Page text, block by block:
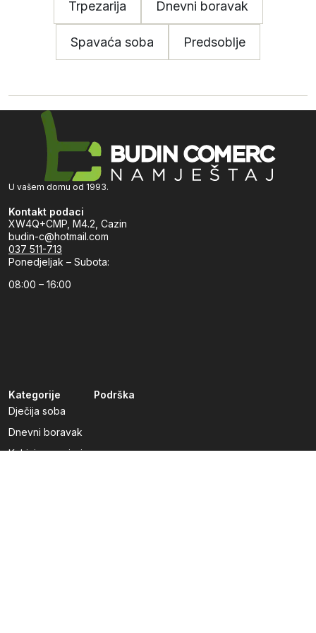
Trpezarija Dnevni boravak
Spavaća soba Predsoblje
U vašem domu od 1993.
Kontakt podaci
XW4Q+CMP, M4.2, Cazin
budin-c@hotmail.com
037 511-713
Ponedjeljak – Subota:
08:00 – 16:00
Kategorije
Dječija soba
Dnevni boravak
Kuhinje po mjeri
Podrška